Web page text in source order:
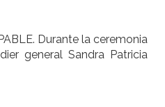
Durante la ceremonia
general Sandra Patricia